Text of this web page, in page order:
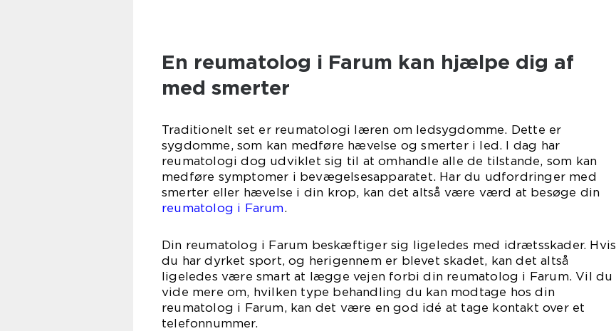
En reumatolog i Farum kan hjælpe dig af
med smerter
Traditionelt set er reumatologi læren om ledsygdomme. Dette er
sygdomme, som kan medføre hævelse og smerter i led. I dag har
reumatologi dog udviklet sig til at omhandle alle de tilstande, som kan
medføre symptomer i bevægelsesapparatet. Har du udfordringer med
smerter eller hævelse i din krop, kan det altså være værd at besøge din
reumatolog i Farum.
Din reumatolog i Farum beskæftiger sig ligeledes med idrætsskader. Hvis
du har dyrket sport, og herigennem er blevet skadet, kan det altså
ligeledes være smart at lægge vejen forbi din reumatolog i Farum. Vil du
vide mere om, hvilken type behandling du kan modtage hos din
reumatolog i Farum, kan det være en god idé at tage kontakt over et
telefonnummer.